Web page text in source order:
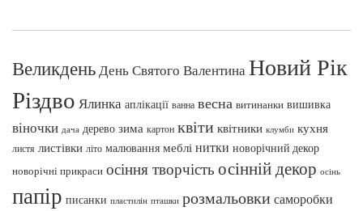
ВеликденьДень Святого ВалентинаНовий Рік
Різдво Ялинка аплікації ванна весна витинанки вишивка
віночки дача дерево зима картон квіти квітники клумби кухня
листя листівки літо малювання меблі нитки новорічний декор
новорічні прикраси осіння творчість осінній декор осінь
папір писанки пластилін пташки розмальовки саморобки